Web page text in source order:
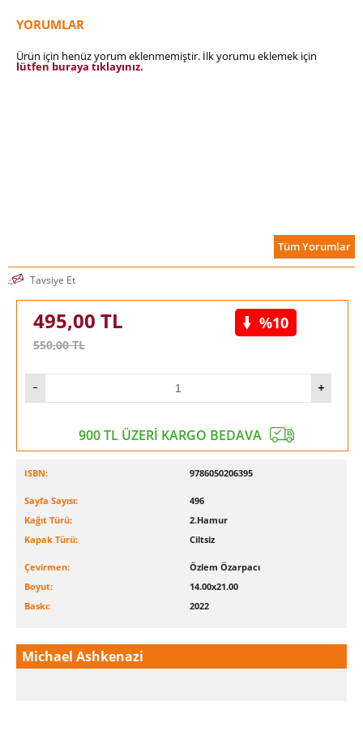
YORUMLAR
Ürün için henüz yorum eklenmemiştir. İlk yorumu eklemek için
lütfen buraya tıklayınız.
Tüm Yorumlar
Tavsiye Et
495,00 TL
550,00TL
%10
900 TL ÜZERİ KARGO BEDAVA
ISBN: 9786050206395
Sayfa Sayısı:
496
Kağıt Türü:
2.Hamur
Kapak Türü:
Ciltsiz
Çevirmen:
Özlem Özarpacı
Boyut:
14.00x21.00
Baskı:
2022
Michael Ashkenazi